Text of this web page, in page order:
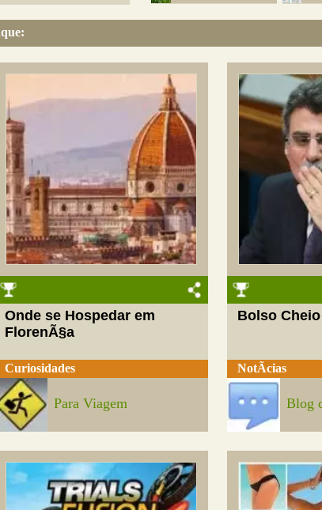
Onde se Hospedar em
FlorenÃ§a
Curiosidades
Para Viagem
Bolso Cheio
NotÃ­cias
Blog